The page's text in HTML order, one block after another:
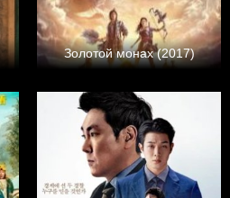
Золотой монах (2017)